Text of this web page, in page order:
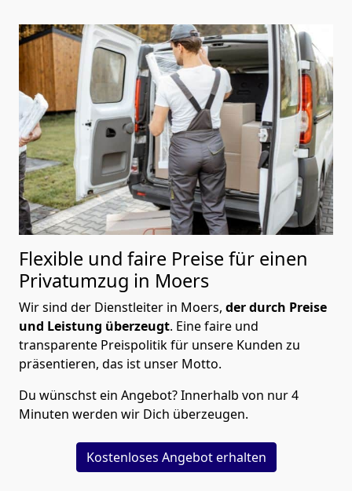
Flexible und faire Preise für einen
Privatumzug in Moers
Wir sind der Dienstleiter in Moers, der durch Preise
und Leistung überzeugt. Eine faire und
transparente Preispolitik für unsere Kunden zu
präsentieren, das ist unser Motto.
Du wünschst ein Angebot? Innerhalb von nur 4
Minuten werden wir Dich überzeugen.
Kostenloses Angebot erhalten